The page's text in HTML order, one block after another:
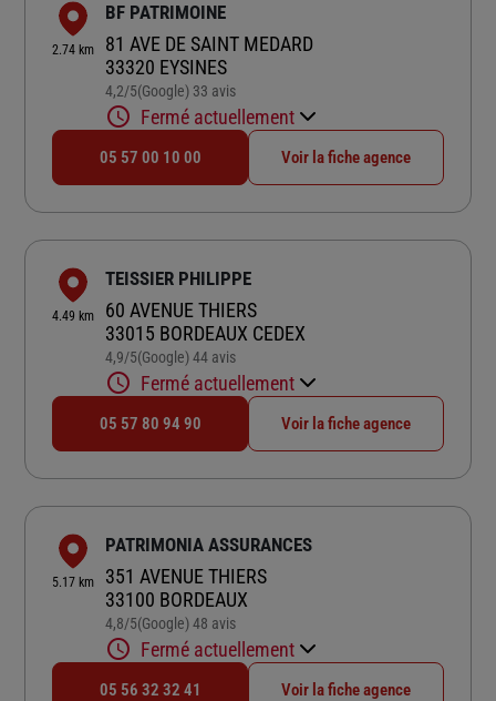
2.74 km
BF PATRIMOINE
81 AVE DE SAINT MEDARD
33320 EYSINES
4,2/5Note de 4.2 sur 5
(Google) 33 avis
Fermé actuellement
05 57 00 10 00 Voir la fiche agence
4.49 km
TEISSIER PHILIPPE
60 AVENUE THIERS
33015 BORDEAUX CEDEX
4,9/5Note de 4.9 sur 5
(Google) 44 avis
Fermé actuellement
05 57 80 94 90 Voir la fiche agence
5.17 km
PATRIMONIA ASSURANCES
351 AVENUE THIERS
33100 BORDEAUX
4,8/5Note de 4.8 sur 5
(Google) 48 avis
Fermé actuellement
05 56 32 32 41 Voir la fiche agence